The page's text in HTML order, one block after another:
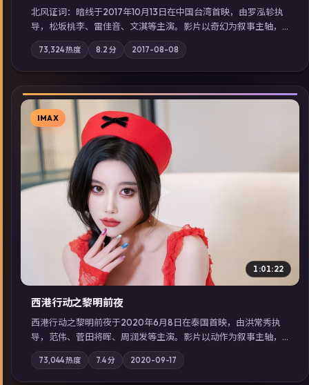
北风证词：暗线于2017年10月13日在中国台湾首映，由罗泓轸执
导，松坂桃李、雷佳音、文淇等主演。影片以奇幻为叙事主轴，
旧案重提，真相与谎言在同一条时间线上交锋；摄影与配乐强化
地域气质；站内亦可通过「国产免费观看高清电视剧在线看」延
展检索同类型高分佳作，畅享高清在线追剧体验。
73,324热度 8.2 分 2017-08-08
▶
IMAX
1:01:22
西港行动之黎明前夜
西港行动之黎明前夜于2020年6月8日在泰国首映，由洪常秀执
导，范伟、菅田将晖、周润发等主演。影片以动作为叙事主轴，
亲情与职责必须在倒计时结束前做出抉择；摄影与配乐强化地域
气质；站内亦可通过「国产免费观看高清电视剧在线看」延展检
索同类型高分佳作，畅享高清在线追剧体验。
73,044热度 7.4分 2020-09-17